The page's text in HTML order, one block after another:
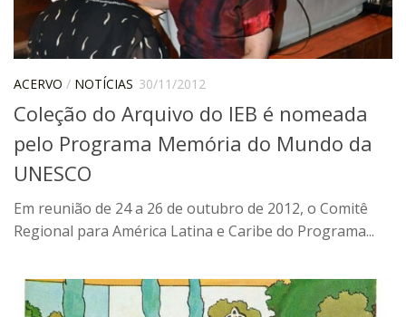
Abertas
Encerradas
Contratos
PCA
Divisão Administrativa Financeira
Sobre
Divisão de Apoio e Divulgação
Transparência
Arquivo
ACERVO / NOTÍCIAS 30/11/2012
Coleção do Arquivo do IEB é nomeada
pelo Programa Memória do Mundo da
UNESCO
Em reunião de 24 a 26 de outubro de 2012, o Comitê
Regional para América Latina e Caribe do Programa...